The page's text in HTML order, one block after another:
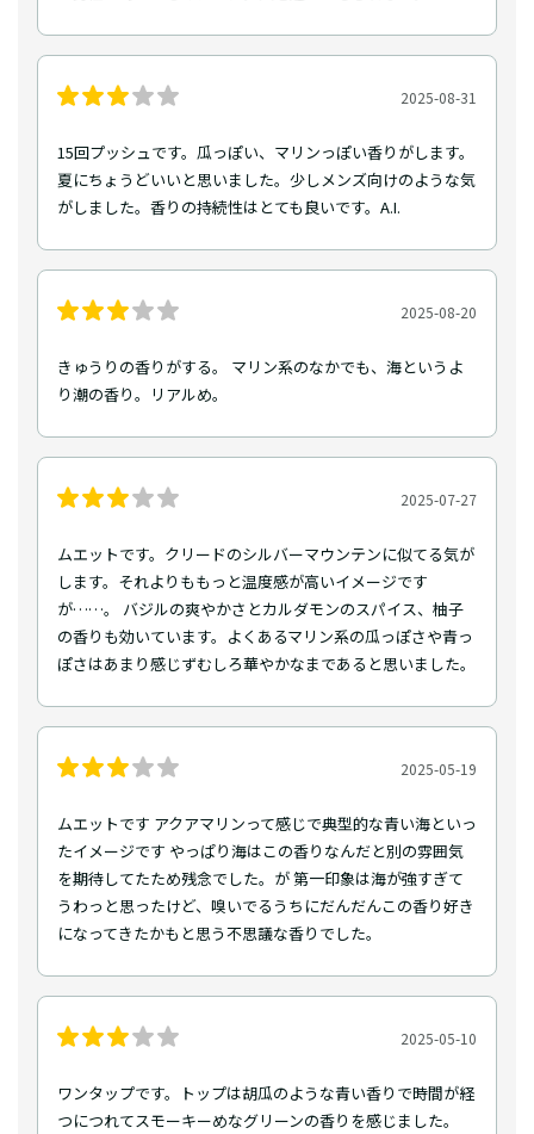
2025-08-31
15回プッシュです。瓜っぽい、マリンっぽい香りがします。
夏にちょうどいいと思いました。少しメンズ向けのような気
がしました。香りの持続性はとても良いです。A.I.
2025-08-20
きゅうりの香りがする。 マリン系のなかでも、海というよ
り潮の香り。リアルめ。
2025-07-27
ムエットです。クリードのシルバーマウンテンに似てる気が
します。それよりももっと温度感が高いイメージです
が……。 バジルの爽やかさとカルダモンのスパイス、柚子
の香りも効いています。よくあるマリン系の瓜っぽさや青っ
ぽさはあまり感じずむしろ華やかなまであると思いました。
2025-05-19
ムエットです アクアマリンって感じで典型的な青い海といっ
たイメージです やっぱり海はこの香りなんだと別の雰囲気
を期待してたため残念でした。が 第一印象は海が強すぎて
うわっと思ったけど、嗅いでるうちにだんだんこの香り好き
になってきたかもと思う不思議な香りでした。
2025-05-10
ワンタップです。トップは胡瓜のような青い香りで時間が経
つにつれてスモーキーめなグリーンの香りを感じました。